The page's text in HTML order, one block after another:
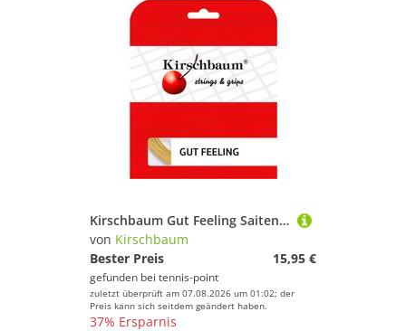
Kirschbaum Gut Feeling Saitenset 12m - Beige
von Kirschbaum
Bester Preis
15,95 €
gefunden bei tennis-point
zuletzt überprüft am 07.08.2026 um 01:02; der
Preis kann sich seitdem geändert haben.
37% Ersparnis